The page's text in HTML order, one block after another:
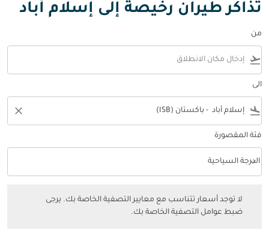
تذاكر طيران رخيصة إلى إسلام أباد
من
flight_takeoff
الى
flight_land
close
فئة المقصورة
فئة المقصورة option الدرجة السياحية Selected
الدرجة السياحية
keyboard_arrow_down
لا توجد أسعار تتناسب مع معايير التصفية الخاصة بك. يرجى
ضبط عوامل التصفية الخاصة بك.